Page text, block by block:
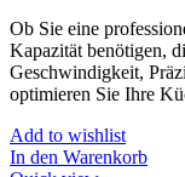
Ob Sie eine
Kapazität benötigen,
Geschwindigkeit,
optimieren Sie Ihre
Add to wishlist
In den Warenkorb